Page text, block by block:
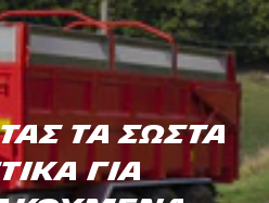
τα σωστά
για